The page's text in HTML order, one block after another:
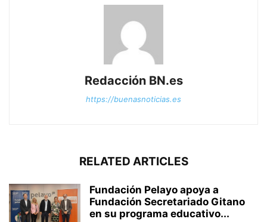
Redacción BN.es
https://buenasnoticias.es
RELATED ARTICLES
Fundación Pelayo apoya a
Fundación Secretariado Gitano
en su programa educativo...